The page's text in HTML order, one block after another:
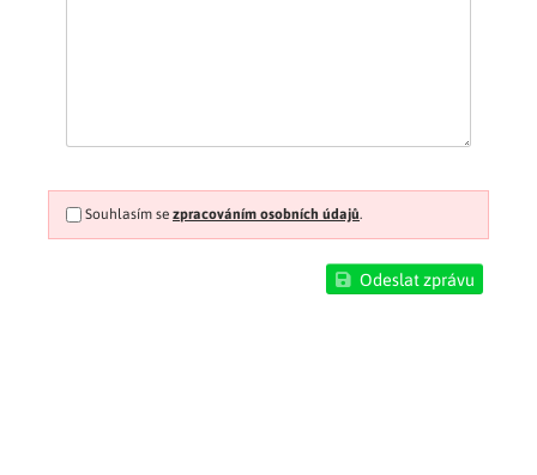
Souhlasím sezpracováním osobních údajů.
Odeslat zprávu